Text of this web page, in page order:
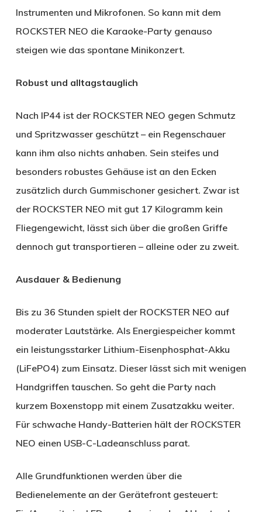
Instrumenten und Mikrofonen. So kann mit dem
ROCKSTER NEO die Karaoke-Party genauso
steigen wie das spontane Minikonzert.
Robust und alltagstauglich
Nach IP44 ist der ROCKSTER NEO gegen Schmutz
und Spritzwasser geschützt – ein Regenschauer
kann ihm also nichts anhaben. Sein steifes und
besonders robustes Gehäuse ist an den Ecken
zusätzlich durch Gummischoner gesichert. Zwar ist
der ROCKSTER NEO mit gut 17 Kilogramm kein
Fliegengewicht, lässt sich über die großen Griffe
dennoch gut transportieren – alleine oder zu zweit.
Ausdauer & Bedienung
Bis zu 36 Stunden spielt der ROCKSTER NEO auf
moderater Lautstärke. Als Energiespeicher kommt
ein leistungsstarker Lithium-Eisenphosphat-Akku
(LiFePO4) zum Einsatz. Dieser lässt sich mit wenigen
Handgriffen tauschen. So geht die Party nach
kurzem Boxenstopp mit einem Zusatzakku weiter.
Für schwache Handy-Batterien hält der ROCKSTER
NEO einen USB-C-Ladeanschluss parat.
Alle Grundfunktionen werden über die
Bedienelemente an der Gerätefront gesteuert: